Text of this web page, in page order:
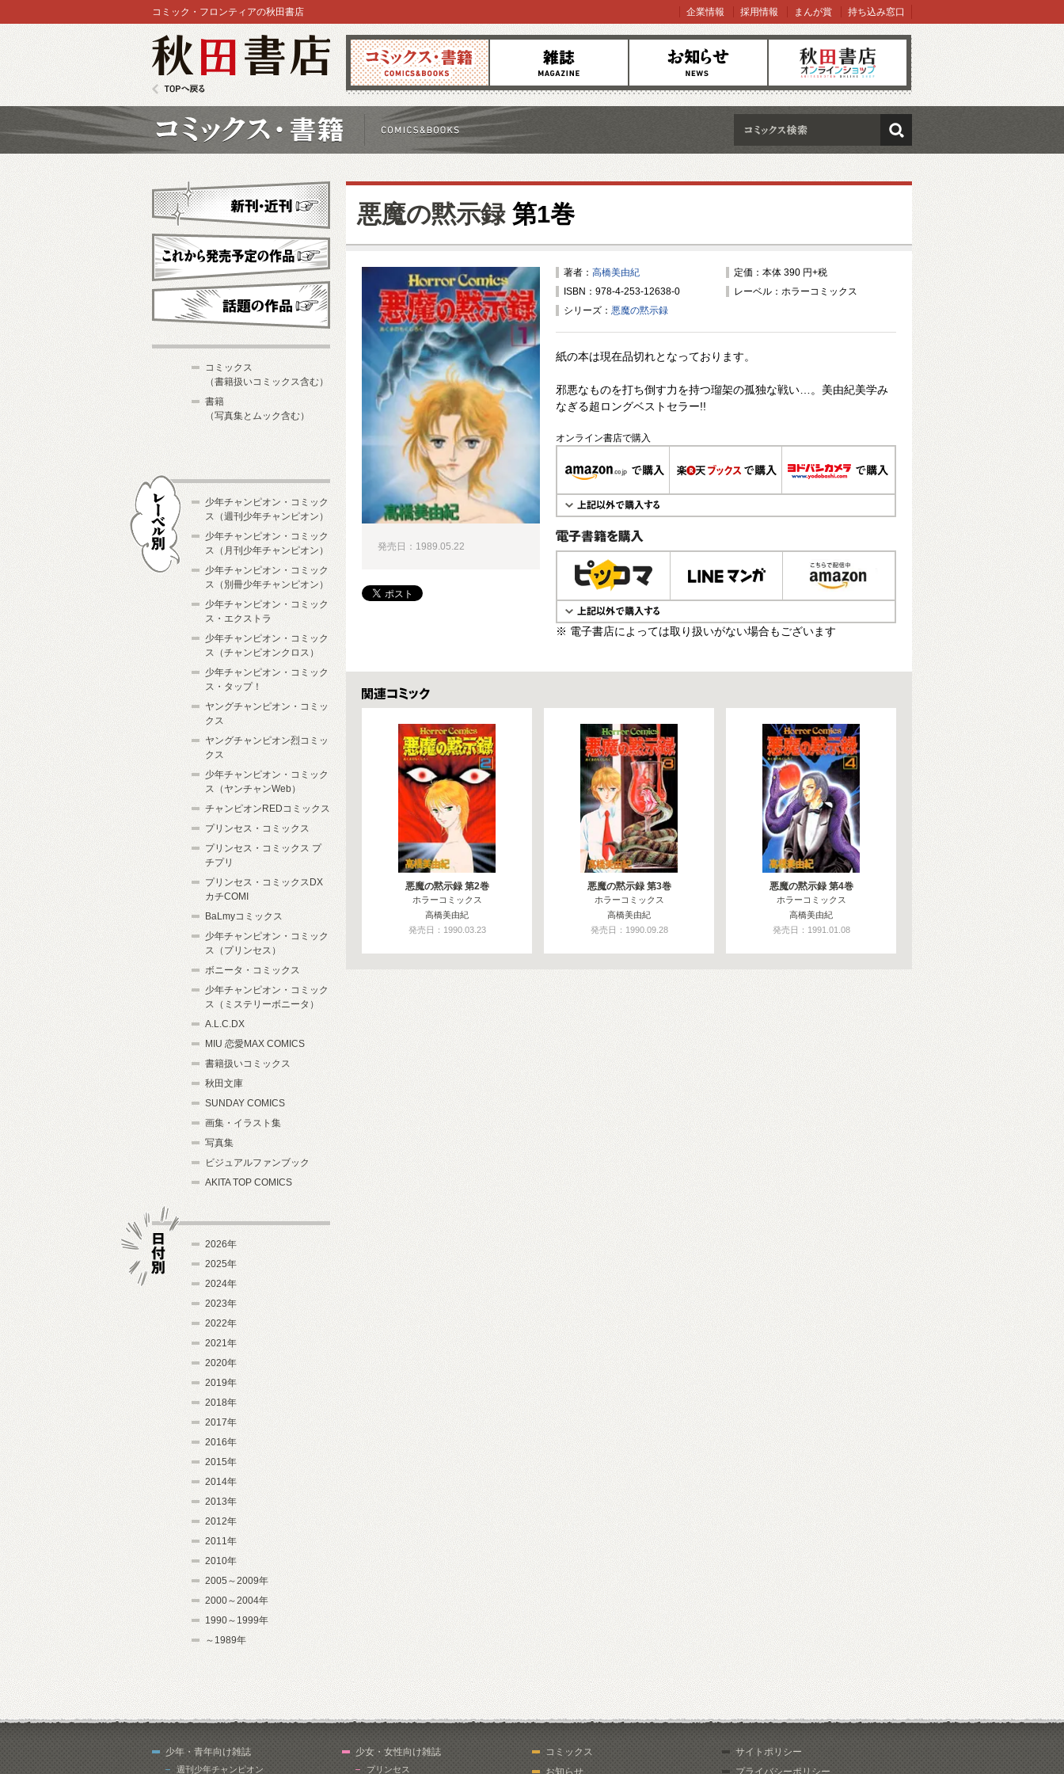
コミックス 雑誌 お知らせ オンラインショップ
コミック・フロンティアの秋田書店 企業情報 採用情報 まんが賞 持ち込み窓口
検索
悪魔の黙示録第1巻
著者： 高橋美由紀
定価：本体 390 円+税
ISBN：978-4-253-12638-0
レーベル：ホラーコミックス
シリーズ： 悪魔の黙示録
紙の本は現在品切れとなっております。
邪悪なものを打ち倒す力を持つ瑠架の孤独な戦い…。美由紀美学み
なぎる超ロングベストセラー!!
オンライン書店で購入
電子書籍で購入
※ 電子書店によっては取り扱いがない場合もございます
発売日：1989.05.22
関連コミックス
悪魔の黙示録 第2巻
ホラーコミックス
高橋美由紀
発売日：1990.03.23
悪魔の黙示録 第3巻
ホラーコミックス
高橋美由紀
発売日：1990.09.28
悪魔の黙示録 第4巻
ホラーコミックス
高橋美由紀
発売日：1991.01.08
新刊・近刊
これから発売予定
コミックス
（書籍扱いコミックス含む）
書籍
（写真集とムック含む）
少年チャンピオン・コミック
ス（週刊少年チャンピオン）
少年チャンピオン・コミック
ス（月刊少年チャンピオン）
少年チャンピオン・コミック
ス（別冊少年チャンピオン）
少年チャンピオン・コミック
ス・エクストラ
少年チャンピオン・コミック
ス（チャンピオンクロス）
少年チャンピオン・コミック
ス・タップ！
ヤングチャンピオン・コミッ
クス
ヤングチャンピオン烈コミッ
クス
少年チャンピオン・コミック
ス（ヤンチャンWeb）
チャンピオンREDコミックス
プリンセス・コミックス
プリンセス・コミックス プ
チプリ
プリンセス・コミックスDX
カチCOMI
BaLmyコミックス
少年チャンピオン・コミック
ス（プリンセス）
ボニータ・コミックス
少年チャンピオン・コミック
ス（ミステリーボニータ）
A.L.C.DX
MIU 恋愛MAX COMICS
書籍扱いコミックス
秋田文庫
SUNDAY COMICS
画集・イラスト集
写真集
ビジュアルファンブック
AKITA TOP COMICS
2026年
2025年
2024年
2023年
2022年
2021年
2020年
2019年
2018年
2017年
2016年
2015年
2014年
2013年
2012年
2011年
2010年
2005～2009年
2000～2004年
1990～1999年
～1989年
少年・青年向け雑誌
週刊少年チャンピオン
少女・女性向け雑誌
プリンセス
コミックス
お知らせ
サイトポリシー
プライバシーポリシー